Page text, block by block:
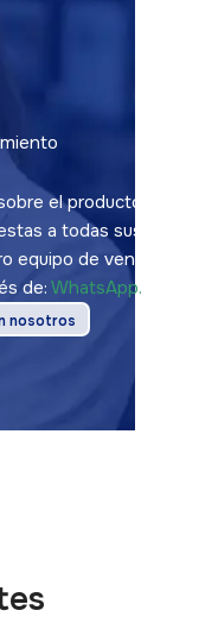
el producto,
a todas sus
equipo de ventas.
de:WhatsApp.
nosotros